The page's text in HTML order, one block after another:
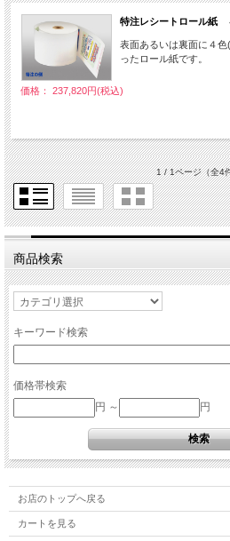
特注レシートロール
表面あるいは裏面に４
ったロール紙です。
価格： 237,820円(税込)
1 / 1ページ（全4
商品検索
キーワード検索
価格帯検索
円 ～
円
お店のトップへ戻る
カートを見る